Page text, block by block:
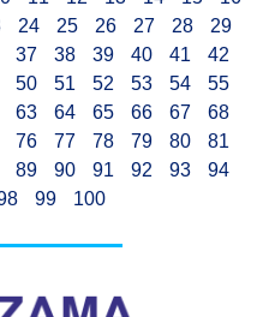
24 25 26 27 28
29
37 38 39 40 41
42
50 51 52 53 54
55
63 64 65 66 67
68
76 77 78 79 80
81
89 90 91 92 93
94
99 100